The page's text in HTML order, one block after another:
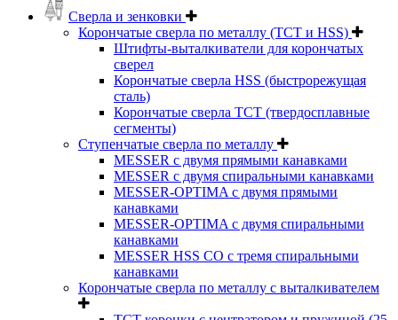
Сверла и зенковки
Корончатые сверла по металлу (TCT и HSS)
Штифты-выталкиватели для корончатых
сверел
Корончатые сверла HSS (быстрорежущая
сталь)
Корончатые сверла TCT (твердосплавные
сегменты)
Ступенчатые сверла по металлу
MESSER с двумя прямыми канавками
MESSER с двумя спиральными канавками
MESSER-OPTIMA с двумя прямыми
канавками
MESSER-OPTIMA с двумя спиральными
канавками
MESSER HSS CО с тремя спиральными
канавками
Корончатые сверла по металлу c выталкивателем